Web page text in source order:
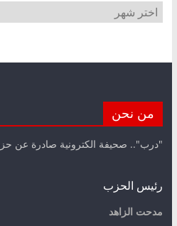
الأرشيف
من نحن
"درب".. صحيفة الكترونية صادرة عن
رئيس الحزب
مدحت الزاهد